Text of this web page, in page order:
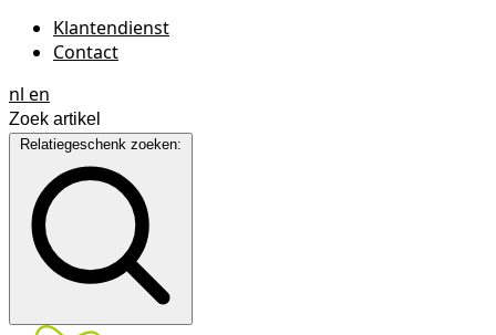
Klantendienst
Contact
nl en
Relatiegeschenk zoeken: